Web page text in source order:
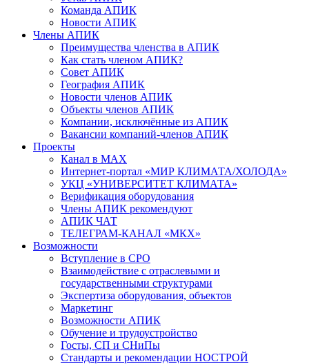
Команда АПИК
Новости АПИК
Члены АПИК
Преимущества членства в АПИК
Как стать членом АПИК?
Совет АПИК
География АПИК
Новости членов АПИК
Объекты членов АПИК
Компании, исключённые из АПИК
Вакансии компаний-членов АПИК
Проекты
Канал в MAX
Интернет-портал «МИР КЛИМАТА/ХОЛОДА»
УКЦ «УНИВЕРСИТЕТ КЛИМАТА»
Верификация оборудования
Члены АПИК рекомендуют
АПИК ЧАТ
ТЕЛЕГРАМ-КАНАЛ «МКХ»
Возможности
Вступление в СРО
Взаимодействие с отраслевыми и
государственными структурами
Экспертиза оборудования, объектов
Маркетинг
Возможности АПИК
Обучение и трудоустройство
Госты, СП и СНиПы
Стандарты и рекомендации НОСТРОЙ